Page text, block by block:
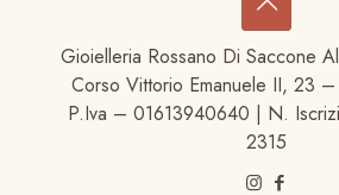
Gioielleria Rossano Di Saccone
Corso Vittorio Emanuele II, 23
P.Iva – 01613940640 | N.
2315